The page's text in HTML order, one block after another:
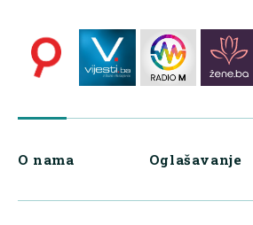
O nama Oglašavanje